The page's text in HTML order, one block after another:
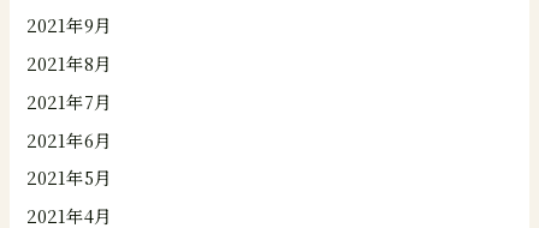
2021年9月
2021年8月
2021年7月
2021年6月
2021年5月
2021年4月